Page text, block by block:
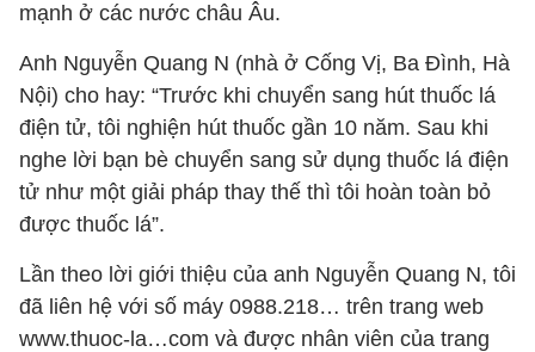
mạnh ở các nước châu Âu.
Anh Nguyễn Quang N (nhà ở Cống Vị, Ba Đình, Hà
Nội) cho hay: “Trước khi chuyển sang hút thuốc lá
điện tử, tôi nghiện hút thuốc gần 10 năm. Sau khi
nghe lời bạn bè chuyển sang sử dụng thuốc lá điện
tử như một giải pháp thay thế thì tôi hoàn toàn bỏ
được thuốc lá”.
Lần theo lời giới thiệu của anh Nguyễn Quang N, tôi
đã liên hệ với số máy 0988.218… trên trang web
www.thuoc-la…com và được nhân viên của trang